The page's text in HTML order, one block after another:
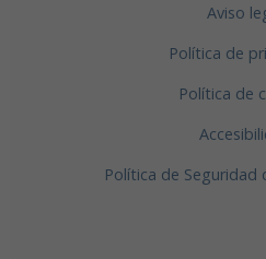
Aviso
Política de
Política de
Política de Seguridad